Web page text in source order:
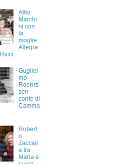
Alfio
Marchi
ni con
la
moglie
Allegra
Gugliel
mo
Roehrs
sen
conte di
Camma
Robert
o
Zaccari
a tra
Maria e